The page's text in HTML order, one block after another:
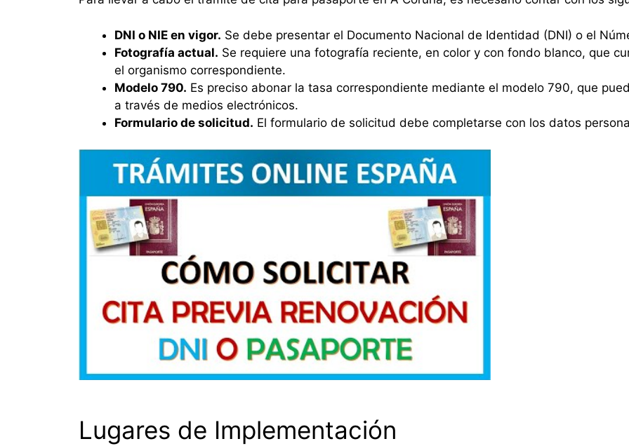
DNI o NIE en vigor. Se debe presentar el Documento Nacional de Identidad (DNI) o el
Fotografía actual. Se requiere una fotografía reciente, en color y con fondo blanco, que
el organismo correspondiente.
Modelo 790. Es preciso abonar la tasa correspondiente mediante el modelo 790, que
a través de medios electrónicos.
Formulario de solicitud. El formulario de solicitud debe completarse con los datos
Lugares de Implementación